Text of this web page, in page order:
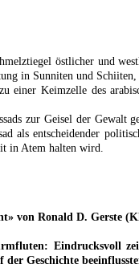
östlicher und
in Sunniten und
einer Keimzelle des
zur Geisel der Gewalt
als entscheidender
in Atem halten wird.
von Ronald D. Gerste
Eindrucksvoll
Geschichte